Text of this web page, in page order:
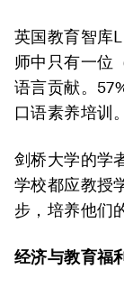
英国教育智库
师中只有一位
语言贡献。
口语素养培训。
剑桥大学的学
学校都应教授
步，培养他们
经济与教育福